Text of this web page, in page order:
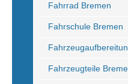
Fahrrad Bremen
Fahrschule Bremen
Fahrzeugteile